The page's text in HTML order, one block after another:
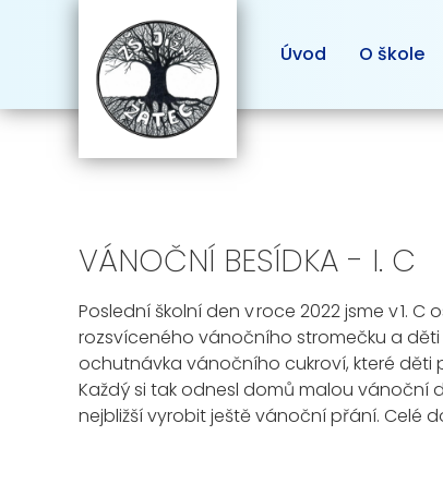
Úvod O škole
VÁNOČNÍ BESÍDKA - I. C
Poslední školní den v roce 2022 jsme v 1.
rozsvíceného vánočního stromečku a
ochutnávka vánočního cukroví, které děti
Každý si tak odnesl domů malou vánoční
nejbližší vyrobit ještě vánoční přání. Celé